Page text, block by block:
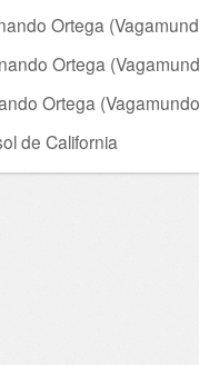
Ortega
Ortega
Ortega
de California